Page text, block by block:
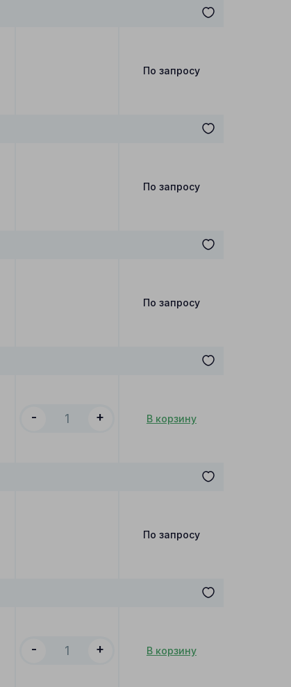
По запросу
По запросу
По запросу
- + В корзину
По запросу
- + В корзину